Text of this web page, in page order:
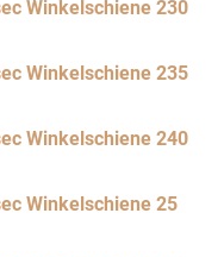
Winkelschiene 230
Winkelschiene 235
Winkelschiene 240
Winkelschiene 25